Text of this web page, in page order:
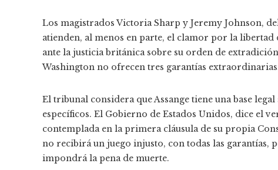
Los magistrados Victoria Sharp y Jeremy Johnson,
atienden, al menos en parte, el clamor por la libertad
ante la justicia británica sobre su orden de
Washington no ofrecen tres garantías
El tribunal considera que Assange tiene una base
específicos. El Gobierno de Estados Unidos, dice el
contemplada en la primera cláusula de su propia
no recibirá un juego injusto, con todas las garantías,
impondrá la pena de muerte.